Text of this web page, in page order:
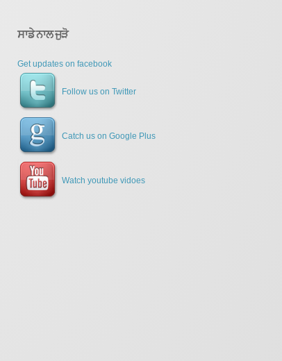
ਸਾਡੇ ਨਾਲ ਜੁੜੋ
Get updates on facebook
Follow us on Twitter
Catch us on Google Plus
Watch youtube vidoes